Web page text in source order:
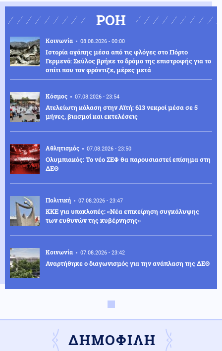
ΡΟΗ
Κοινωνία 08.08.2026 - 00:00
Ιστορία αγάπης μέσα από τις φλόγες στο Πόρτο
Γερμενό: Σκύλος βρήκε το δρόμο της επιστροφής για το
σπίτι που τον φρόντιζε, μέρες μετά
Κόσμος 07.08.2026 - 23:54
Ατελείωτη κόλαση στην Αϊτή: 613 νεκροί μέσα σε 5
μήνες, βιασμοί και εκτελέσεις
Αθλητισμός 07.08.2026 - 23:50
Ολυμπιακός: Το νέο ΣΕΦ θα παρουσιαστεί επίσημα στη
ΔΕΘ
Πολιτική 07.08.2026 - 23:47
ΚΚΕ για υποκλοπές: «Νέα επιχείρηση συγκάλυψης
των ευθυνών της κυβέρνησης»
Κοινωνία 07.08.2026 - 23:42
Αναρτήθηκε ο διαγωνισμός για την ανάπλαση της ΔΕΘ
ΔΗΜΟΦΙΛΗ